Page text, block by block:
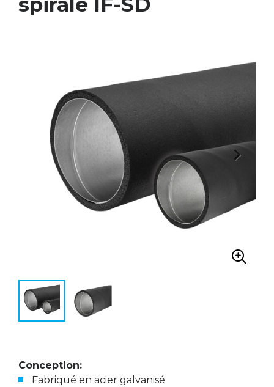
Conception:
Fabriqué en acier galvanisé